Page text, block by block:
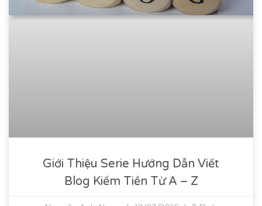
Giới Thiệu Serie Hướng Dẫn Viết
Blog Kiếm Tiền Từ A – Z